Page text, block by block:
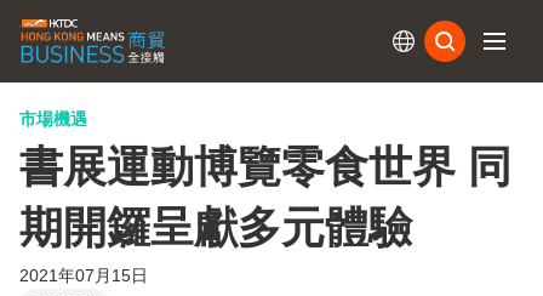
市場機遇
書展運動博覽零食世界 同
期開鑼呈獻多元體驗
2021年07月15日